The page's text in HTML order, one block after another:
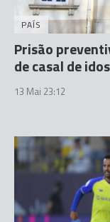
PAÍS
Prisão
de casal de
13 Mai 23:12